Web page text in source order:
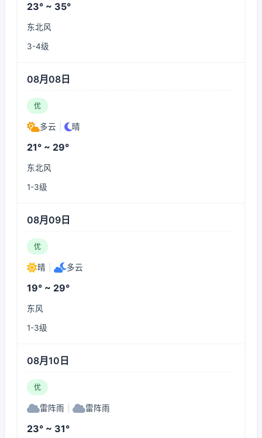
23° ~ 35°
东北风
3-4级
08月08日
优
多云 晴
21° ~ 29°
东北风
1-3级
08月09日
优
晴 多云
19° ~ 29°
东风
1-3级
08月10日
优
雷阵雨 雷阵雨
23° ~ 31°